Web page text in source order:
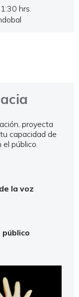
hrs.
proyecta
capacidad de
público.
la voz